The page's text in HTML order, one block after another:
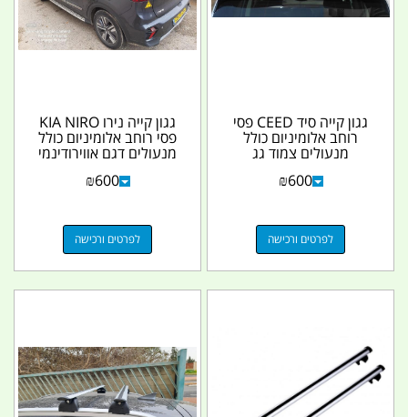
גגון קייה סיד CEED פסי
רוחב אלומיניום כולל
מנעולים צמוד גג
₪600
לפרטים ורכישה
גגון קייה נירו KIA NIRO
פסי רוחב אלומיניום כולל
מנעולים דגם אווירודינמי
₪600
לפרטים ורכישה